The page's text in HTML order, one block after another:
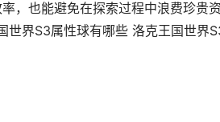
，也能避免在探索过程中浪费珍贵
界S3属性球有哪些 洛克王国世界